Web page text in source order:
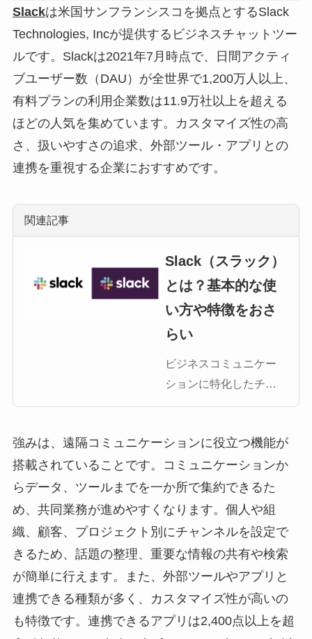
Slackは米国サンフランシスコを拠点とするSlack
Technologies, Incが提供するビジネスチャットツー
ルです。Slackは2021年7月時点で、日間アクティ
ブユーザー数（DAU）が全世界で1,200万人以上、
有料プランの利用企業数は11.9万社以上を超える
ほどの人気を集めています。カスタマイズ性の高
さ、扱いやすさの追求、外部ツール・アプリとの
連携を重視する企業におすすめです。
関連記事
Slack（スラック）
とは？基本的な使
い方や特徴をおさ
らい
ビジネスコミュニケー
ションに特化したチャ
ットツールとして利用
ック）。今や多くの企
業がコミュニケーショ
ンツールとして導入し
ています。Slack（スラ
ック）の導入を検討す
るなら、機能やメリッ
トなどと […]
強みは、遠隔コミュニケーションに役立つ機能が
搭載されていることです。コミュニケーションか
らデータ、ツールまでを一か所で集約できるた
め、共同業務が進めやすくなります。個人や組
織、顧客、プロジェクト別にチャンネルを設定で
きるため、話題の整理、重要な情報の共有や検索
が簡単に行えます。また、外部ツールやアプリと
連携できる種類が多く、カスタマイズ性が高いの
も特徴です。連携できるアプリは2,400点以上を超